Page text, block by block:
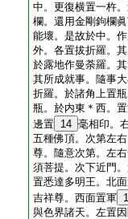
中。更復横置一杵
欄。還用金剛鉤欄
能壞。是故於中。
外。各置拔折羅。
於露地作曼荼羅。
其所成就事。隨事
折羅。於諸角上置
瓶。於内東＊西。
邊置 14 毫相印。
五種佛頂。次第左
尊。隨意次第。左
須菩提。次下近門
置悉達多明王。北
吉祥尊。西面置軍
與色界諸天。左置